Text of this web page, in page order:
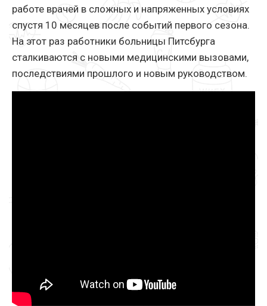
работе врачей в сложных и напряженных условиях
спустя 10 месяцев после событий первого сезона.
На этот раз работники больницы Питсбурга
сталкиваются с новыми медицинскими вызовами,
последствиями прошлого и новым руководством.